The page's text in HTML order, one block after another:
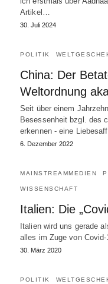
Artikel…
30. Juli 2024
POLITIK
China: Der
Weltordnung
Seit über einem
Besessenheit bzgl. des
erkennen - eine
6. Dezember 2022
MAINSTREAMMEDIEN
WISSENSCHAFT
Italien: Die
Italien wird uns gerade
alles im Zuge von
30. März 2020
POLITIK